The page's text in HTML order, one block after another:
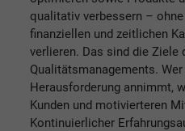
qualitativ verbessern –
finanziellen und zeitlichen
verlieren. Das sind die Ziele
Qualitätsmanagements.
Herausforderung annimmt,
Kunden und motivierteren
Kontinuierlicher